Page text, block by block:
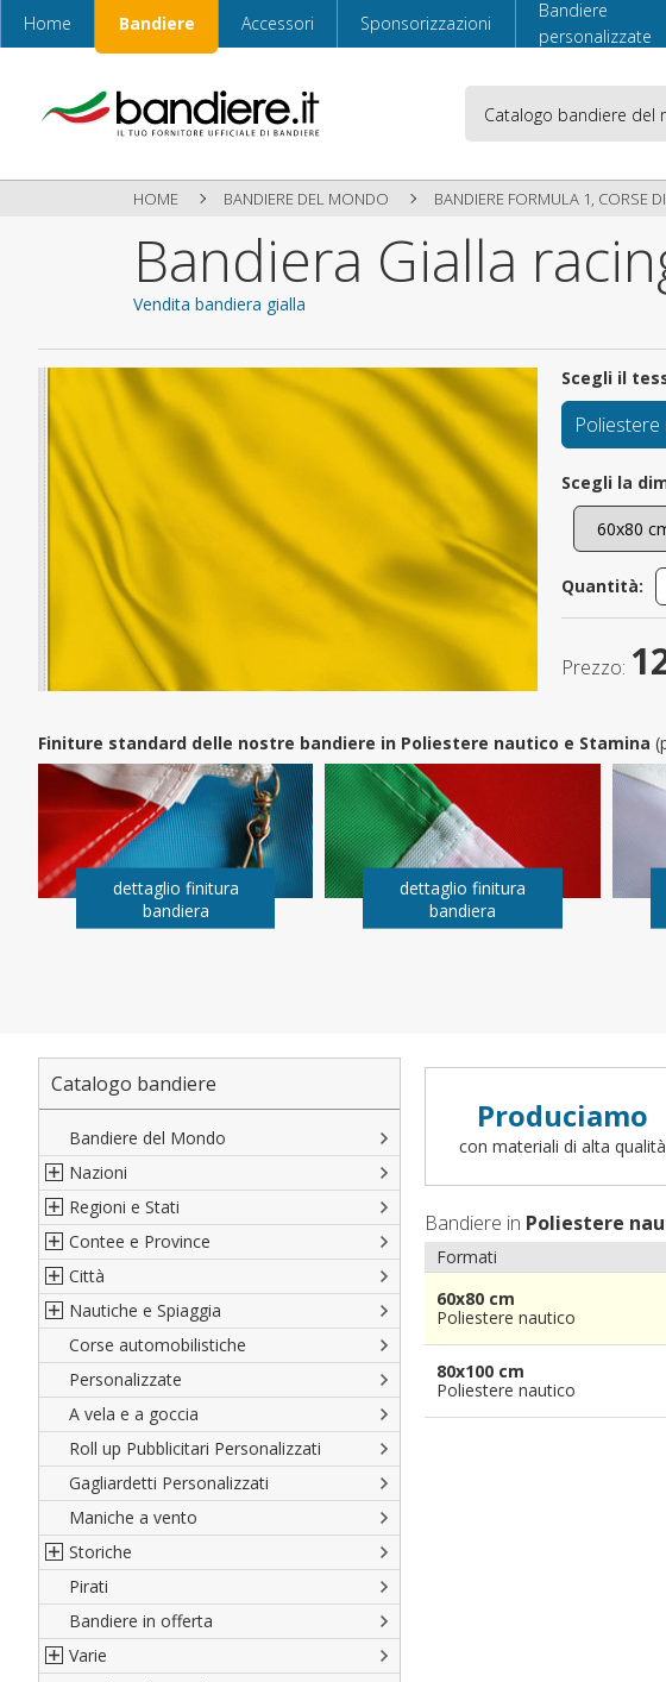
Home Bandiere Accessori Sponsorizzazioni
Bandiere
personalizzate
HOME BANDIERE DEL MONDO BANDIERE FORMULA 1, CORSE
Bandiera Gialla
Vendita bandiera gialla
Scegli il
Scegli la
Quantità:
Prezzo:
Finiture standard delle nostre bandiere in Poliestere nautico e Stamina
dettaglio finitura
bandiera
dettaglio finitura
bandiera
Catalogo bandiere
Bandiere del Mondo
Nazioni
Nord America
Sud America
Europa
Africa
Asia
Oceania
Regioni e Stati
Regioni italiane
Territori Italiani
Stati USA
Francesi
Spagnole
Austriache
Tedesche
Regioni varie
Contee e Province
Cantoni Svizzeri
Province Italiane
Province Spagnole
Francia d'oltremare
Territori britannici d'oltremare
Varie Province del Mondo
Città
Città Italiane
Città spagnole
Città francesi
Città del mondo
Nautiche e Spiaggia
Militari e Mercantili
Codice internazionale nautico
Gran Pavese
Da spiaggia
Di cortesia
Corse automobilistiche
Personalizzate
A vela e a goccia
Roll up Pubblicitari Personalizzati
Gagliardetti Personalizzati
Maniche a vento
Storiche
Italiane
Porte di Milano
Francesi
Pirati
Bandiere in offerta
Varie
Produciamo
con materiali di alta qualità
Bandiere in Poliestere
Formati
60x80 cm
Poliestere nautico
80x100 cm
Poliestere nautico